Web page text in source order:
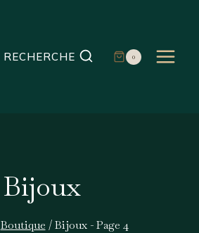
RECHERCHE 0
Bijoux
Boutique / Bijoux- Page 4